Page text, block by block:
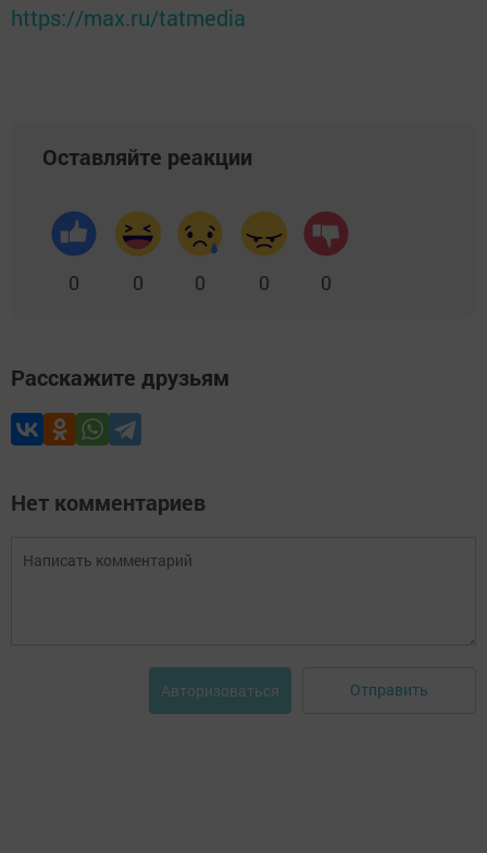
https://max.ru/tatmedia
Оставляйте реакции
0 0 0 0 0
Расскажите друзьям
Нет комментариев
Авторизоваться Отправить